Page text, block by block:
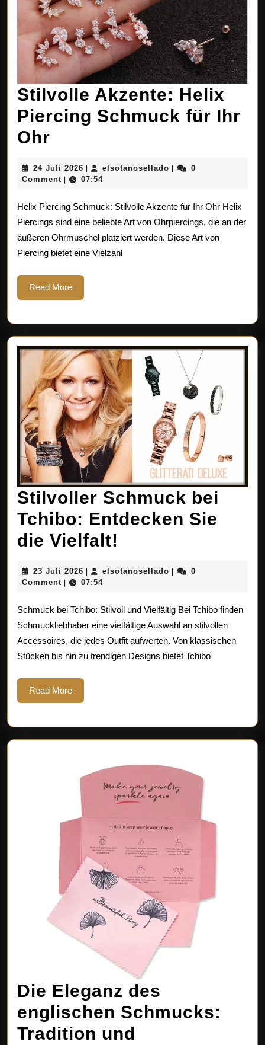
Stilvolle Akzente: Helix
Piercing Schmuck für Ihr
Ohr
Helix
Piercing
Schmuck
für
Ohr
24 Juli 2026 24
Juli
| elsotanosellado elsotanosellado
|
0
Comment | 07:54
Helix Piercing Schmuck: Stilvolle Akzente für Ihr Ohr Helix
Piercings sind eine beliebte Art von Ohrpiercings, die an der
äußeren Ohrmuschel platziert werden. Diese Art von
Piercing bietet eine Vielzahl
Read MoreRead
More
Stilvoller Schmuck bei
Tchibo: Entdecken Sie
die Vielfalt!
Tchibo:
Entdecken
Sie
23 Juli 2026 23
Juli
elsotanosellado elsotanosellado
0
Comment
07:54
Schmuck bei Tchibo: Stilvoll und Vielfältig Bei Tchibo finden
Schmuckliebhaber eine vielfältige Auswahl an stilvollen
Accessoires, die jedes Outfit aufwerten. Von klassischen
Stücken bis hin zu trendigen Designs bietet Tchibo
Read MoreRead
More
Die Eleganz des
englischen Schmucks:
Tradition und